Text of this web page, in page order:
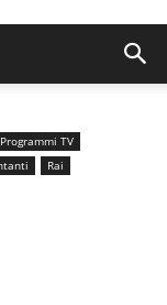
Programmi TV
Rai